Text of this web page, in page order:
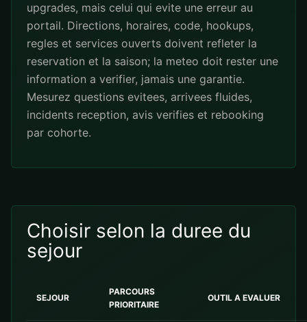
upgrades, mais celui qui evite une erreur au
portail. Directions, horaires, code, hookups,
regles et services ouverts doivent refleter la
reservation et la saison; la meteo doit rester une
information a verifier, jamais une garantie.
Mesurez questions evitees, arrivees fluides,
incidents reception, avis verifies et rebooking
par cohorte.
Choisir selon la duree du
sejour
SEJOUR
PARCOURS
PRIORITAIRE
OUTIL A EVALUER